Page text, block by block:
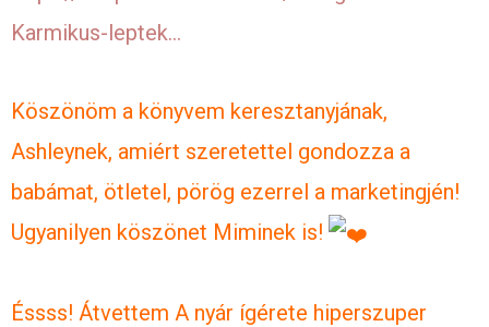
Karmikus-leptek…
Köszönöm a könyvem keresztanyjának,
Ashleynek, amiért szeretettel gondozza a
babámat, ötletel, pörög ezerrel a marketingjén!
Ugyanilyen köszönet Miminek is!
Éssss! Átvettem A nyár ígérete hiperszuper